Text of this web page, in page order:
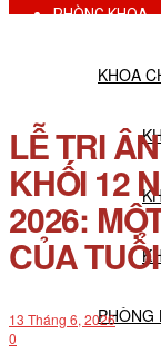
PHÒNG KHOA
KHOA
PHÒNG
LỄ TRI
KHỐI 12
2026:
CỦA
13 Tháng 6, 2026
0